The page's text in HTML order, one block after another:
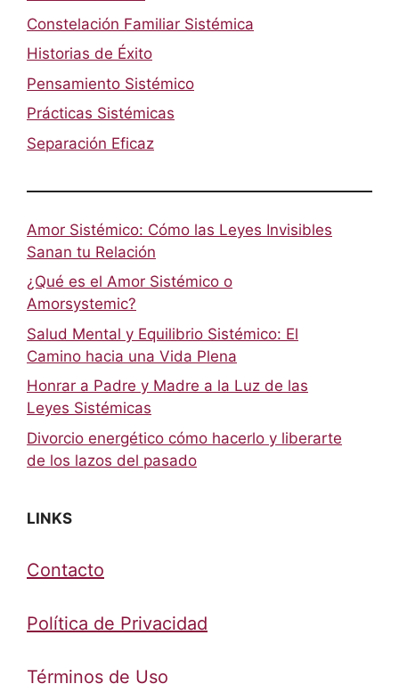
Constelación Familiar Sistémica
Historias de Éxito
Pensamiento Sistémico
Prácticas Sistémicas
Separación Eficaz
Amor Sistémico: Cómo las Leyes Invisibles
Sanan tu Relación
¿Qué es el Amor Sistémico o
Amorsystemic?
Salud Mental y Equilibrio Sistémico: El
Camino hacia una Vida Plena
Honrar a Padre y Madre a la Luz de las
Leyes Sistémicas
Divorcio energético cómo hacerlo y liberarte
de los lazos del pasado
LINKS
Contacto
Política de Privacidad
Términos de Uso